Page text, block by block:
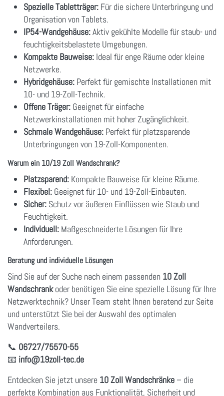
Spezielle Tabletträger: Für die sichere Unterbringung und
Organisation von Tablets.
IP54-Wandgehäuse:Aktiv gekühlte Modelle für staub- und
feuchtigkeitsbelastete Umgebungen.
Kompakte Bauweise: Ideal für enge Räume oder kleine
Netzwerke.
Hybridgehäuse: Perfekt für gemischte Installationen mit
10- und 19-Zoll-Technik.
Offene Träger: Geeignet für einfache
Netzwerkinstallationen mit hoher Zugänglichkeit.
Schmale Wandgehäuse: Perfekt für platzsparende
Unterbringungen von 19-Zoll-Komponenten.
Warum ein 10/19 Zoll Wandschrank?
Platzsparend: Kompakte Bauweise für kleine Räume.
Flexibel: Geeignet für 10- und 19-Zoll-Einbauten.
Sicher: Schutz vor äußeren Einflüssen wie Staub und
Feuchtigkeit.
Individuell: Maßgeschneiderte Lösungen für Ihre
Anforderungen.
Beratung und individuelle Lösungen
Sind Sie auf der Suche nach einem passenden 10 Zoll
Wandschrankoder benötigen Sie eine spezielle Lösung für Ihre
Netzwerktechnik? Unser Team steht Ihnen beratend zur Seite
und unterstützt Sie bei der Auswahl des optimalen
Wandverteilers.
📞 06727/75570-55
📧 info@19zoll-tec.de
Entdecken Sie jetzt unsere 10 Zoll Wandschränke – die
perfekte Kombination aus Funktionalität, Sicherheit und